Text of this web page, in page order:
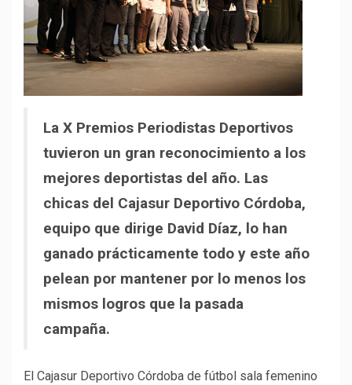
La X Premios Periodistas Deportivos
tuvieron un gran reconocimiento a los
mejores deportistas del año. Las
chicas del Cajasur Deportivo Córdoba,
equipo que dirige David Díaz, lo han
ganado prácticamente todo y este año
pelean por mantener por lo menos los
mismos logros que la pasada
campaña.
El Cajasur Deportivo Córdoba de fútbol sala femenino